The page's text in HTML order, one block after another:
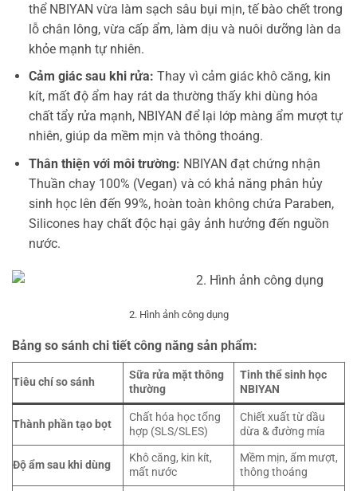
thể NBIYAN vừa làm sạch sâu bụi mịn, tế bào chết trong
lỗ chân lông, vừa cấp ẩm, làm dịu và nuôi dưỡng làn da
khỏe mạnh tự nhiên.
Cảm giác sau khi rửa: Thay vì cảm giác khô căng, kin
kít, mất độ ẩm hay rát da thường thấy khi dùng hóa
chất tẩy rửa mạnh, NBIYAN để lại lớp màng ẩm mượt tự
nhiên, giúp da mềm mịn và thông thoáng.
Thân thiện với môi trường: NBIYAN đạt chứng nhận
Thuần chay 100% (Vegan) và có khả năng phân hủy
sinh học lên đến 99%, hoàn toàn không chứa Paraben,
Silicones hay chất độc hại gây ảnh hưởng đến nguồn
nước.
2. Hình ảnh công dụng
Bảng so sánh chi tiết công năng sản phẩm:
Tiêu chí so sánh
Sữa rửa mặt thông
thường
Tinh thể sinh học
NBIYAN
Thành phần tạo bọt
Chất hóa học tổng
hợp (SLS/SLES)
Chiết xuất từ dầu
dừa & đường mía
Độ ẩm sau khi dùng
Khô căng, kin kít,
mất nước
Mềm mịn, ẩm mượt,
thông thoáng